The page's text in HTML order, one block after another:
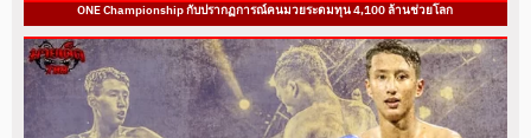
ONE Championship กับปรากฏการณ์คนมวยระดมทุน 4,100 ล้านช่วยโลก